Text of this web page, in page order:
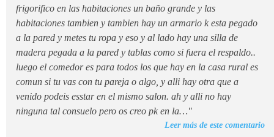
frigorifico en las habitaciones un baño grande y las
habitaciones tambien y tambien hay un armario k esta pegado
a la pared y metes tu ropa y eso y al lado hay una silla de
madera pegada a la pared y tablas como si fuera el respaldo..
luego el comedor es para todos los que hay en la casa rural es
comun si tu vas con tu pareja o algo, y alli hay otra que a
venido podeis esstar en el mismo salon. ah y alli no hay
ninguna tal consuelo pero os creo pk en la…"
Leer más de este comentario